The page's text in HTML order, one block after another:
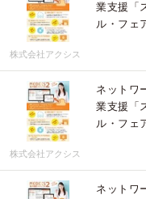
業支援「
ル・フェ
株式会社アクシス
ネットワ
業支援「
ル・フェ
株式会社アクシス
ネットワ